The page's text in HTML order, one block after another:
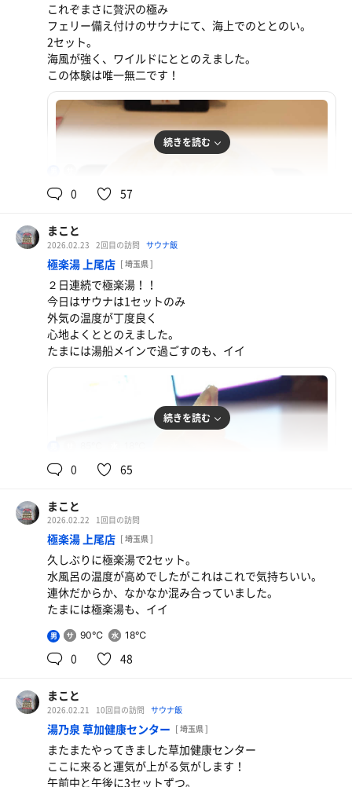
これぞまさに贅沢の極み
フェリー備え付けのサウナにて、海上でのととのい。
2セット。
海風が強く、ワイルドにととのえました。
この体験は唯一無二です！
長崎ちゃんぽん
こしょうをたっぷり。うまい！
続きを読む
0 57
まこと
2026.02.23 2回目の訪問 サウナ飯
極楽湯 上尾店 [ 埼玉県 ]
２日連続で極楽湯！！
今日はサウナは1セットのみ
外気の温度が丁度良く
心地よくととのえました。
たまには湯船メインで過ごすのも、イイ
ソフトクリーム
風呂上がりに幸せの味
続きを読む
0 65
まこと
2026.02.22 1回目の訪問
極楽湯 上尾店 [ 埼玉県 ]
久しぶりに極楽湯で2セット。
水風呂の温度が高めでしたがこれはこれで気持ちいい。
連休だからか、なかなか混み合っていました。
たまには極楽湯も、イイ
男 90℃ 18℃
0 48
まこと
2026.02.21 10回目の訪問 サウナ飯
湯乃泉 草加健康センター [ 埼玉県 ]
またまたやってきました草加健康センター
ここに来ると運気が上がる気がします！
午前中と午後に3セットずつ。